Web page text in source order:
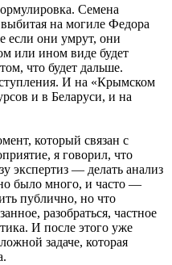
Семена
на могиле Федора
если они умрут, они
или ином виде будет
что будет дальше.
И на «Крымском
и в Беларуси, и на
который связан с
я говорил, что
экспертиз — делать анализ
было много, и часто —
публично, но что
разобраться, частное
И после этого уже
задаче, которая